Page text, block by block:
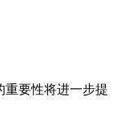
重要性将进一步提